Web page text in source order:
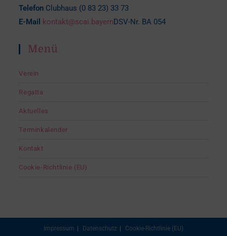
Telefon Clubhaus (0 83 23) 33 73
E-Mail
kontakt@scai.bayernDSV-Nr. BA 054
Menü
Verein
Regatta
Aktuelles
Terminkalender
Kontakt
Cookie-Richtlinie (EU)
Impressum Datenschutz Cookie-Richtlinie (EU)